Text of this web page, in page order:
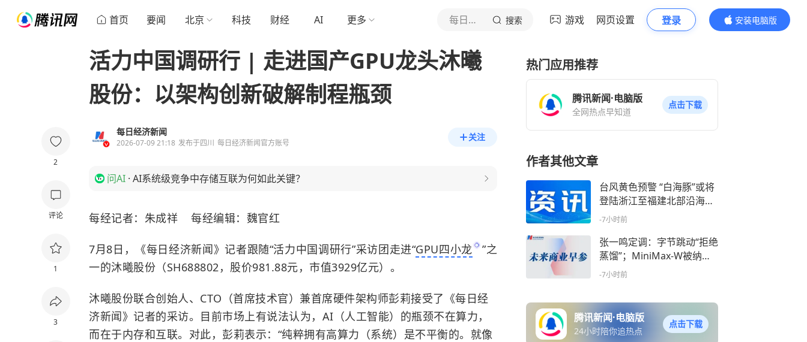
首页 要闻 北京 科技 财经 AI 更多 每日经济新闻 搜索 游戏 网页设置 登录
安装电脑版
内容更精彩
2
评论
1
3
活力中国调研行 | 走进国产GPU龙头沐曦
股份：以架构创新破解制程瓶颈
每日经济新闻
2026-07-09 21:18 发布于四川 每日经济新闻官方账号
关注
问AI · AI系统级竞争中存储互联为何如此关键？
每经记者：朱成祥 每经编辑：魏官红
7月8日，《每日经济新闻》记者跟随“活力中国调研行”采访团走进“GPU四小龙
”之
一的沐曦股份（SH688802，股价981.88元，市值3929亿元）。
沐曦股份联合创始人、CTO（首席技术官）兼首席硬件架构师彭莉接受了《每日经
济新闻》记者的采访。目前市场上有说法认为，AI（人工智能）的瓶颈不在算力，
而在于内存和互联。对此，彭莉表示：“纯粹拥有高算力（系统）是不平衡的。就像
热门应用推荐
腾讯新闻·电脑版
全网热点早知道
点击下载
作者其他文章
台风黄色预警 “白海豚”或将
登陆浙江至福建北部沿海地
区
-7小时前
张一鸣定调：字节跳动“拒绝
蒸馏”；MiniMax-W被纳入
港股通｜未来商业早参
-7小时前
腾讯新闻·电脑版
24小时陪你追热点
点击下载